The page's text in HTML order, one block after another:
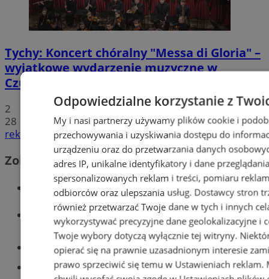
Tychy: Koncert chóralny "Messa di Gloria" –
wyjątkowe wydarzenie muzyczne w
Czułowie
2
28
reklama
Zobacz również
Wiadomości kryminalne w Tychach
Wiadomości lokalne
Części samochodowe do -70%!
Tworzenie stron www - Tychy
Odpowiedzialne korzystanie z
My i nasi partnerzy używamy plików cookie i
przechowywania i uzyskiwania dostępu do
urządzeniu oraz do przetwarzania danych
adres IP, unikalne identyfikatory i dane
spersonalizowanych reklam i treści, pomiaru
odbiorców oraz ulepszania usług. Dostawcy stron
również przetwarzać Twoje dane w tych i innych
wykorzystywać precyzyjne dane geolokalizacyjne i
Twoje wybory dotyczą wyłącznie tej witryny.
opierać się na prawnie uzasadnionym interesie
prawo sprzeciwić się temu w Ustawieniach reklam.